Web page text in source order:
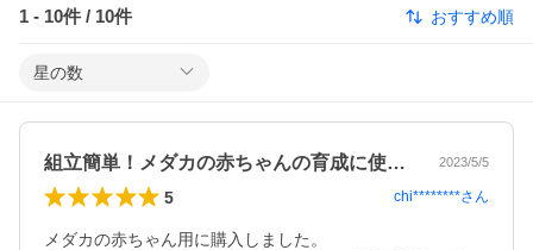
1 - 10件 / 10件 おすすめ順
星の数
組立簡単！メダカの赤ちゃんの育成に使用中 2023/5/5
5 chi********さん
メダカの赤ちゃん用に購入しました。